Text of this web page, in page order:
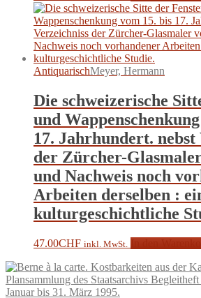
AntiquarischMeyer, Hermann
Die schweizerische
und
17. Jahrhundert. nebst
der Zürcher-
und Nachweis noch
Arbeiten derselben :
kulturgeschichtliche
47.00CHF inkl. MwSt.